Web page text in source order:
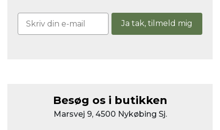
Ja tak, tilmeld mig
Besøg os i butikken
Marsvej 9, 4500 Nykøbing Sj.